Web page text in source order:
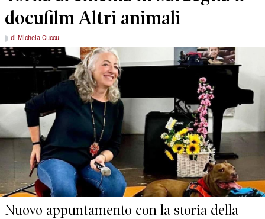
docufilm Altri animali
di Michela Cuccu
Nuovo appuntamento con la storia della